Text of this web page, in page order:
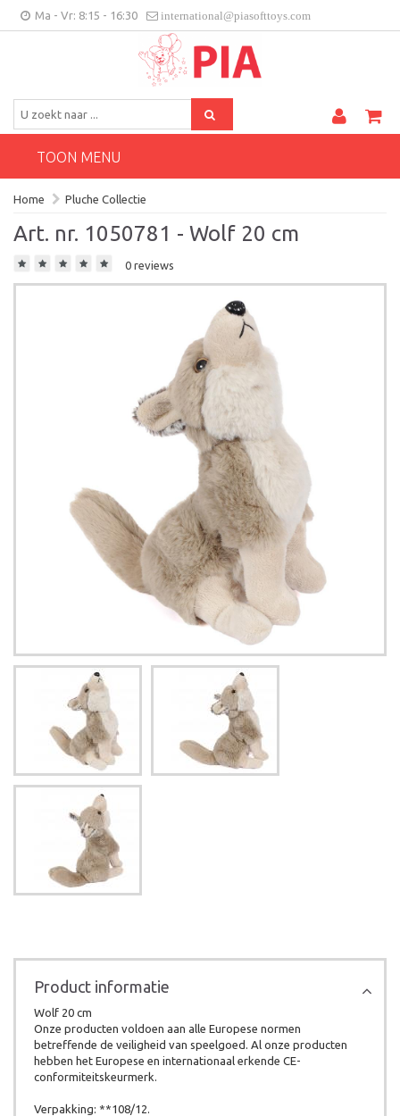
Ma - Vr: 8:15 - 16:30 international@piasofttoys.com
Klantenfeedback
BE/NL
TOON MENU
Home Pluche Collectie
Art. nr. 1050781 - Wolf 20 cm
0 reviews
Product informatie
Wolf 20 cm
Onze producten voldoen aan alle Europese normen
betreffende de veiligheid van speelgoed. Al onze producten
hebben het Europese en internationaal erkende CE-
conformiteitskeurmerk.
Verpakking: **108/12.